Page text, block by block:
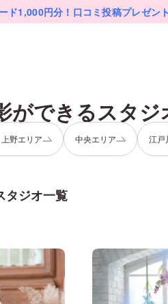
ド1,000円分！ 口コミ投稿プレゼン
ができるスタジ
野エリア 中央エリア 江戸
タジオ一覧